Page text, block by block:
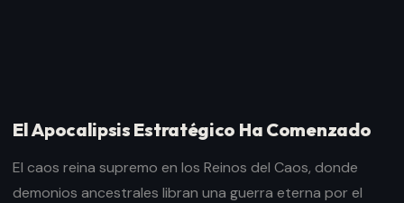
El Apocalipsis Estratégico Ha Comenzado
El caos reina supremo en los Reinos del Caos, donde
demonios ancestrales libran una guerra eterna por el